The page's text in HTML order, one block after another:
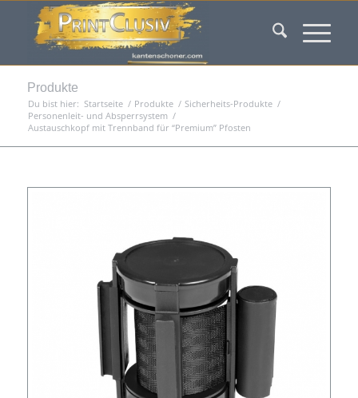
Produkte
Du bist hier: Startseite / Produkte / Sicherheits-Produkte /
Personenleit- und Absperrsystem /
Austauschkopf mit Trennband für “Premium” Pfosten